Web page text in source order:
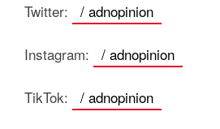
Twitter: / adnopinion
Instagram: / adnopinion
TikTok: / adnopinion